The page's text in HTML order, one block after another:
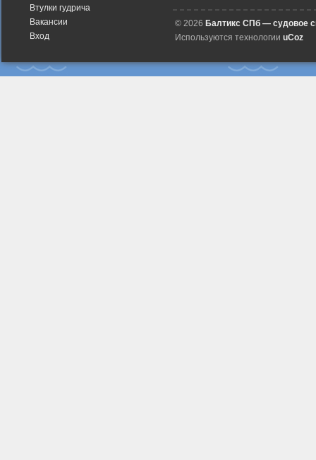
Втулки гудрича
Вакансии
Вход
© 2026 Балтикс СПб — судовое
Используются технологии uCoz